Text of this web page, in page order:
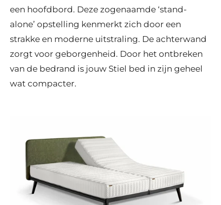
een hoofdbord. Deze zogenaamde ‘stand-
alone’ opstelling kenmerkt zich door een
strakke en moderne uitstraling. De achterwand
zorgt voor geborgenheid. Door het ontbreken
van de bedrand is jouw Stiel bed in zijn geheel
wat compacter.